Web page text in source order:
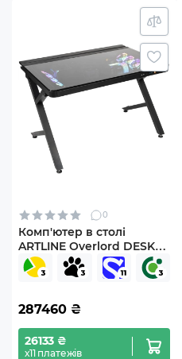
0
Комп'ютер в столі
ARTLINE Overlord DESK
Windows 11 Pro
(DESKv05Win)
287460 ₴
26133 ₴
х11 платежів